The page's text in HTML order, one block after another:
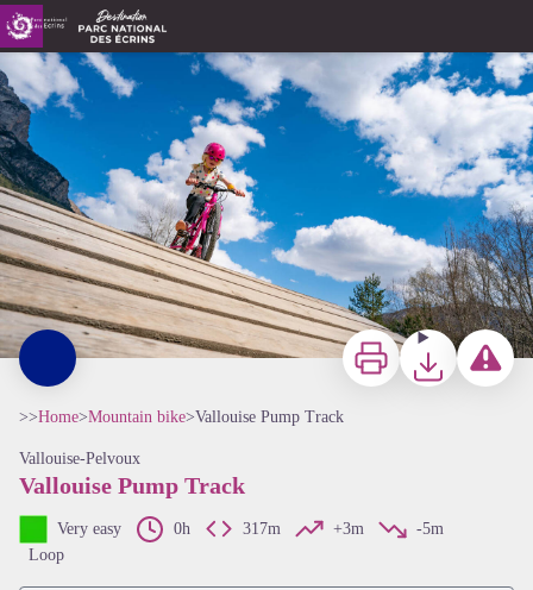
Vallouise Pump Track
Print DownloadReport a
>>Home>Mountain bike>Vallouise Pump Track
Vallouise-Pelvoux
Vallouise Pump Track
Very easy 0h 317m +3m
-5m
Loop